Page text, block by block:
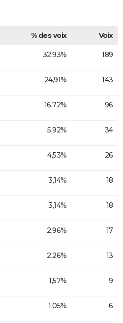
% des voix
Voix
32,93% 189
24,91% 143
16,72% 96
5,92% 34
4,53% 26
3,14% 18
3,14% 18
2,96% 17
2,26% 13
1,57% 9
1,05% 6